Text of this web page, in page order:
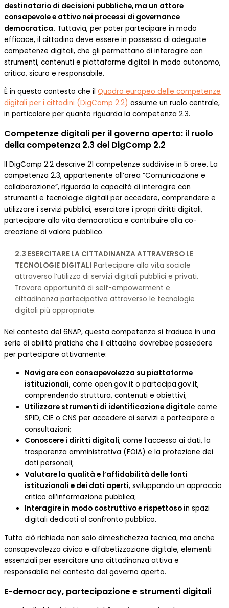
destinatario di decisioni pubbliche, ma un attore
consapevole e attivo nei processi di governance
democratica. Tuttavia, per poter partecipare in modo
efficace, il cittadino deve essere in possesso di adeguate
competenze digitali, che gli permettano di interagire con
strumenti, contenuti e piattaforme digitali in modo autonomo,
critico, sicuro e responsabile.
È in questo contesto che il Quadro europeo delle competenze
digitali per i cittadini (DigComp 2.2) assume un ruolo centrale,
in particolare per quanto riguarda la competenza 2.3.
Competenze digitali per il governo aperto: il ruolo
della competenza 2.3 del DigComp 2.2
Il DigComp 2.2 descrive 21 competenze suddivise in 5 aree. La
competenza 2.3, appartenente all’area “Comunicazione e
collaborazione”, riguarda la capacità di interagire con
strumenti e tecnologie digitali per accedere, comprendere e
utilizzare i servizi pubblici, esercitare i propri diritti digitali,
partecipare alla vita democratica e contribuire alla co-
creazione di valore pubblico.
2.3 ESERCITARE LA CITTADINANZA ATTRAVERSO LE
TECNOLOGIE DIGITALI Partecipare alla vita sociale
attraverso l’utilizzo di servizi digitali pubblici e privati.
Trovare opportunità di self-empowerment e
cittadinanza partecipativa attraverso le tecnologie
digitali più appropriate.
Nel contesto del 6NAP, questa competenza si traduce in una
serie di abilità pratiche che il cittadino dovrebbe possedere
per partecipare attivamente:
Navigare con consapevolezza su piattaforme
istituzionali, come open.gov.it o partecipa.gov.it,
comprendendo struttura, contenuti e obiettivi;
Utilizzare strumenti di identificazione digitale come
SPID, CIE o CNS per accedere ai servizi e partecipare a
consultazioni;
Conoscere i diritti digitali, come l’accesso ai dati, la
trasparenza amministrativa (FOIA) e la protezione dei
dati personali;
Valutare la qualità e l’affidabilità delle fonti
istituzionali e dei dati aperti, sviluppando un approccio
critico all’informazione pubblica;
Interagire in modo costruttivo e rispettoso in spazi
digitali dedicati al confronto pubblico.
Tutto ciò richiede non solo dimestichezza tecnica, ma anche
consapevolezza civica e alfabetizzazione digitale, elementi
essenziali per esercitare una cittadinanza attiva e
responsabile nel contesto del governo aperto.
E-democracy, partecipazione e strumenti digitali